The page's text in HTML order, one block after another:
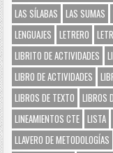
LAS SÍLABAS
LAS SUMAS
LENGUAJES
LETRERO
LIBRITO DE ACTIVIDADES
LIBRO DE ACTIVIDADES
LIBROS DE TEXTO
LIBROS
LINEAMIENTOS CTE LISTA
LLAVERO DE METODOLOGÍAS